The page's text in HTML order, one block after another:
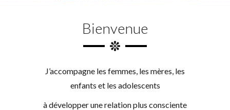
Bienvenue
J’accompagne les femmes, les mères, les
enfants et les adolescents
à développer une relation plus consciente